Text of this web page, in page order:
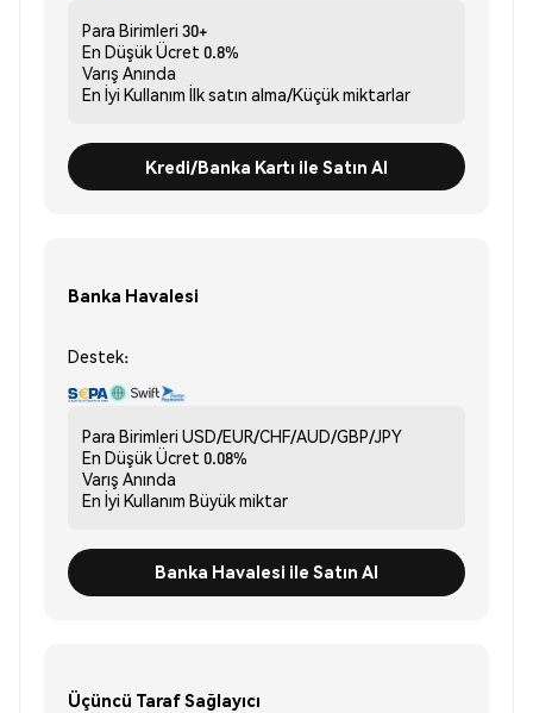
Para Birimleri 30+
En Düşük Ücret 0.8%
Varış Anında
En İyi Kullanım İlk satın alma/Küçük miktarlar
Kredi/Banka Kartı ile Satın Al
Banka Havalesi
Destek:
Para Birimleri USD/EUR/CHF/AUD/GBP/JPY
En Düşük Ücret 0.08%
Varış Anında
En İyi Kullanım Büyük miktar
Banka Havalesi ile Satın Al
Üçüncü Taraf Sağlayıcı